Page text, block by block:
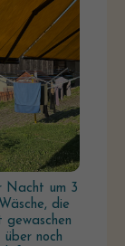
Nacht um 3
die
gewaschen
noch